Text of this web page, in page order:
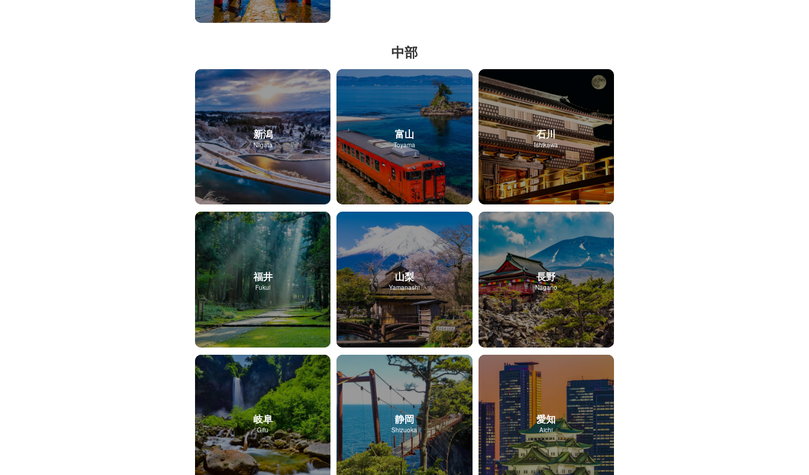
中部
新潟
Niigata
富山
Toyama
石川
Ishikawa
福井
Fukui
山梨
Yamanashi
長野
Nagano
岐阜
Gifu
静岡
Shizuoka
愛知
Aichi